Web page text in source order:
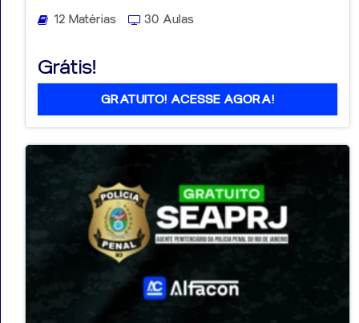
12 Matérias 30 Aulas
Grátis!
GRATUITO! ACESSE AGORA!